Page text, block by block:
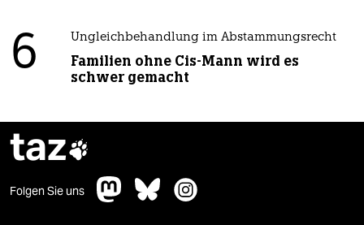
6 Ungleichbehandlung im Abstammungsrecht
Familien ohne Cis-Mann wird es
schwer gemacht
taz
Folgen Sie uns